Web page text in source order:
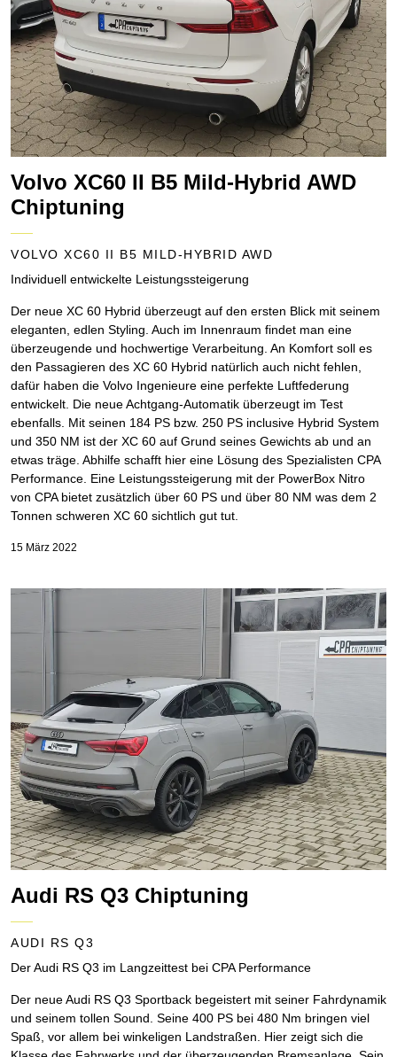
Volvo XC60 II B5 Mild-Hybrid AWD
Chiptuning
VOLVO XC60 II B5 MILD-HYBRID AWD
Individuell entwickelte Leistungssteigerung
Der neue XC 60 Hybrid überzeugt auf den ersten Blick mit seinem
eleganten, edlen Styling. Auch im Innenraum findet man eine
überzeugende und hochwertige Verarbeitung. An Komfort soll es
den Passagieren des XC 60 Hybrid natürlich auch nicht fehlen,
dafür haben die Volvo Ingenieure eine perfekte Luftfederung
entwickelt. Die neue Achtgang-Automatik überzeugt im Test
ebenfalls. Mit seinen 184 PS bzw. 250 PS inclusive Hybrid System
und 350 NM ist der XC 60 auf Grund seines Gewichts ab und an
etwas träge. Abhilfe schafft hier eine Lösung des Spezialisten CPA
Performance. Eine Leistungssteigerung mit der PowerBox Nitro
von CPA bietet zusätzlich über 60 PS und über 80 NM was dem 2
Tonnen schweren XC 60 sichtlich gut tut.
15 März 2022
Audi RS Q3 Chiptuning
AUDI RS Q3
Der Audi RS Q3 im Langzeittest bei CPA Performance
Der neue Audi RS Q3 Sportback begeistert mit seiner Fahrdynamik
und seinem tollen Sound. Seine 400 PS bei 480 Nm bringen viel
Spaß, vor allem bei winkeligen Landstraßen. Hier zeigt sich die